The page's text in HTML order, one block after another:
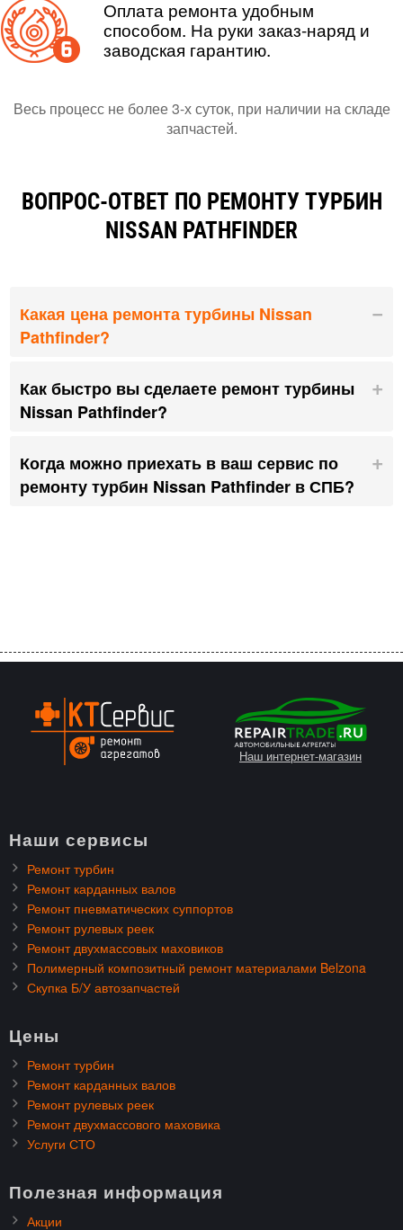
Оплата ремонта удобным
способом. На руки заказ-наряд и
заводская гарантию.
Весь процесс не более 3-х суток, при наличии на складе
запчастей.
ВОПРОС-ОТВЕТ ПО РЕМОНТУ ТУРБИН
NISSAN PATHFINDER
Какая цена ремонта турбины Nissan
Pathfinder?
Как быстро вы сделаете ремонт турбины
Nissan Pathfinder?
Когда можно приехать в ваш сервис по
ремонту турбин Nissan Pathfinder в СПБ?
Наш интернет-магазин
Наши сервисы
Ремонт турбин
Ремонт карданных валов
Ремонт пневматических суппортов
Ремонт рулевых реек
Ремонт двухмассовых маховиков
Полимерный композитный ремонт материалами Belzona
Скупка Б/У автозапчастей
Цены
Ремонт турбин
Ремонт карданных валов
Ремонт рулевых реек
Ремонт двухмассового маховика
Услуги СТО
Полезная информация
Акции